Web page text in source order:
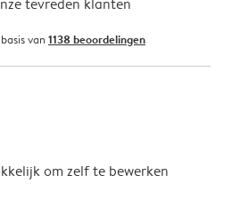
tevreden klanten
van 1138 beoordelingen
om zelf te bewerken